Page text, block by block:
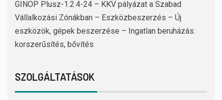
GINOP Plusz-1.2.4-24 – KKV pályázat a Szabad
Vállalkozási Zónákban – Eszközbeszerzés – Új
eszközök, gépek beszerzése – Ingatlan beruházás:
korszerűsítés, bővítés
SZOLGÁLTATÁSOK